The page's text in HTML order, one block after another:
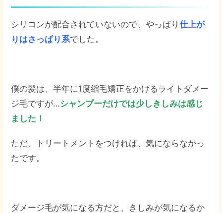
シリコンが配合されていないので、やっぱり仕上が
りはさっぱり系でした。
僕の髪は、半年に1度縮毛矯正をかけるライトダメー
ジ毛ですが…シャンプーだけでは少しきしみは感じ
ました！
ただ、トリートメントをつければ、気にならなかっ
たです。
ダメージ毛が気になる方だと、きしみが気になるか